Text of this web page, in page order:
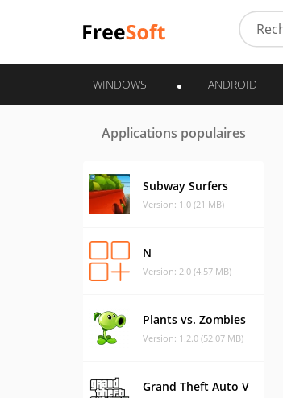
WINDOWS ANDROID
Applications populaires
Subway Surfers
Version: 1.0 (21 MB)
N
Version: 2.0 (4.57 MB)
Plants vs. Zombies
Version: 1.2.0 (52.07 MB)
Grand Theft Auto V